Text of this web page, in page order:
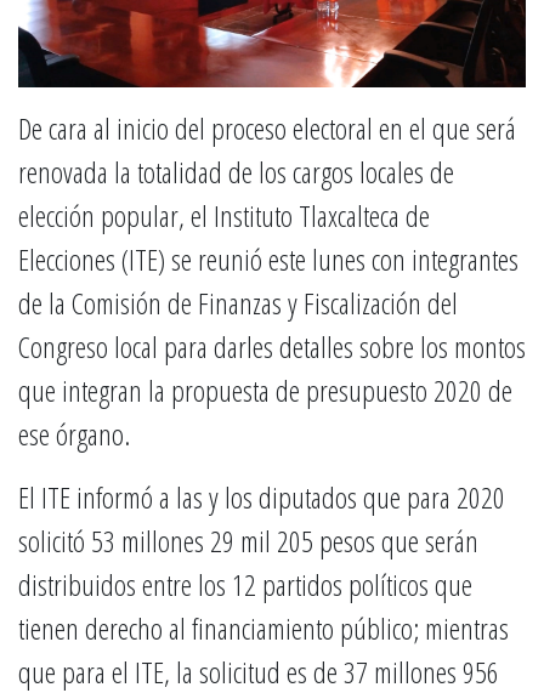
De cara al inicio del proceso electoral en el que será
renovada la totalidad de los cargos locales de
elección popular, el Instituto Tlaxcalteca de
Elecciones (ITE) se reunió este lunes con integrantes
de la Comisión de Finanzas y Fiscalización del
Congreso local para darles detalles sobre los montos
que integran la propuesta de presupuesto 2020 de
ese órgano.
El ITE informó a las y los diputados que para 2020
solicitó 53 millones 29 mil 205 pesos que serán
distribuidos entre los 12 partidos políticos que
tienen derecho al financiamiento público; mientras
que para el ITE, la solicitud es de 37 millones 956